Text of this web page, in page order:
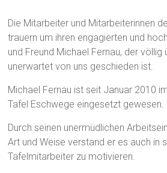
Die Mitarbeiter und Mitarbeiterinnen
trauern um ihren engagierten und
und Freund Michael Fernau, der völlig
unerwartet von uns geschieden ist.
Michael Fernau ist seit Januar 2010
Tafel Eschwege eingesetzt gewesen.
Durch seinen unermüdlichen
Art und Weise verstand er es auch in
Tafelmitarbeiter zu motivieren.